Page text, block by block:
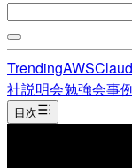
TrendingAWS
社説明会勉強会事
目次